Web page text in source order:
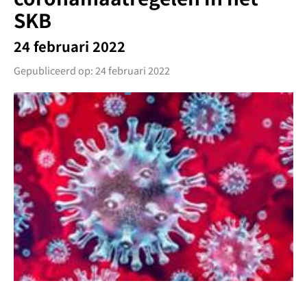
SKB
24 februari 2022
Gepubliceerd op: 24 februari 2022